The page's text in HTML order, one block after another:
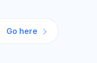
Go here